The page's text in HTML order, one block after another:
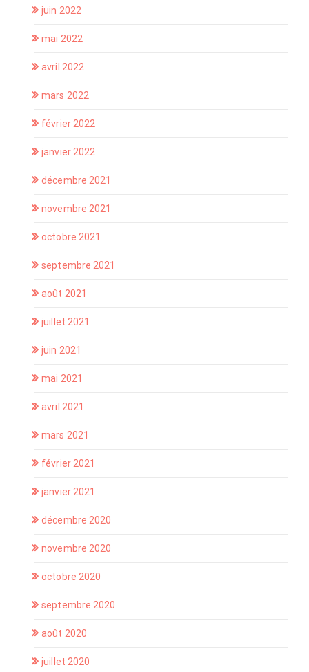
juin 2022
mai 2022
avril 2022
mars 2022
février 2022
janvier 2022
décembre 2021
novembre 2021
octobre 2021
septembre 2021
août 2021
juillet 2021
juin 2021
mai 2021
avril 2021
mars 2021
février 2021
janvier 2021
décembre 2020
novembre 2020
octobre 2020
septembre 2020
août 2020
juillet 2020